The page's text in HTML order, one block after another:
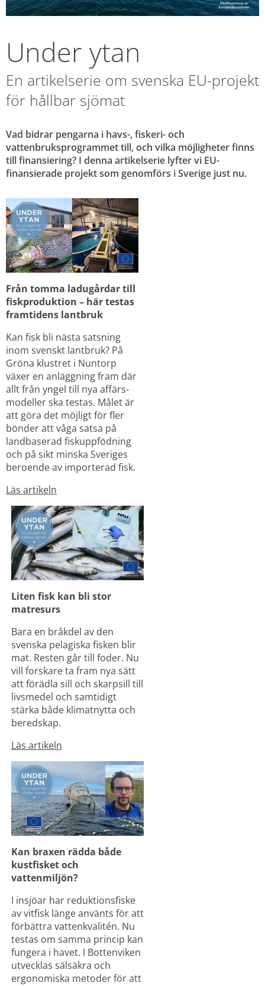
Under ytan
En artikelserie om svenska EU-projekt
för hållbar sjömat
Vad bidrar pengarna i havs-, fiskeri- och
vattenbruksprogrammet till, och vilka möjligheter finns
till finansiering? I denna artikelserie lyfter vi EU-
finansierade projekt som genomförs i Sverige just nu.
Från tomma ladugårdar till
fiskproduktion – här testas
framtidens lantbruk
Kan fisk bli nästa satsning
inom svenskt lantbruk? På
Gröna klustret i Nuntorp
växer en anläggning fram där
allt från yngel till nya affärs-
modeller ska testas. Målet är
att göra det möjligt för fler
bönder att våga satsa på
landbaserad fiskuppfödning
och på sikt minska Sveriges
beroende av importerad fisk.
Läs artikeln
Liten fisk kan bli stor
matresurs
Bara en bråkdel av den
svenska pelagiska fisken blir
mat. Resten går till foder. Nu
vill forskare ta fram nya sätt
att förädla sill och skarpsill till
livsmedel och samtidigt
stärka både klimatnytta och
beredskap.
Läs artikeln
Kan braxen rädda både
kustfisket och
vattenmiljön?
I insjöar har reduktionsfiske
av vitfisk länge använts för att
förbättra vattenkvalitén. Nu
testas om samma princip kan
fungera i havet. I Bottenviken
utvecklas sälsäkra och
ergonomiska metoder för att